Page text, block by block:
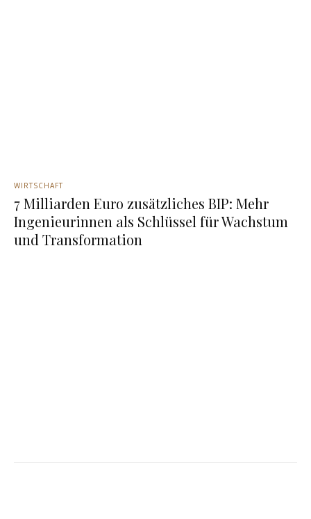
WIRTSCHAFT
7 Milliarden Euro zusätzliches BIP: Mehr
Ingenieurinnen als Schlüssel für Wachstum
und Transformation